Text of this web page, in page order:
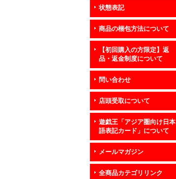
状態表記
商品の梱包方法について
【初回購入の方限定】返
品・返金制度について
問い合わせ
店頭受取について
遊戯王「アジア圏向け日本
語表記カード」について
メールマガジン
全商品カテゴリリンク